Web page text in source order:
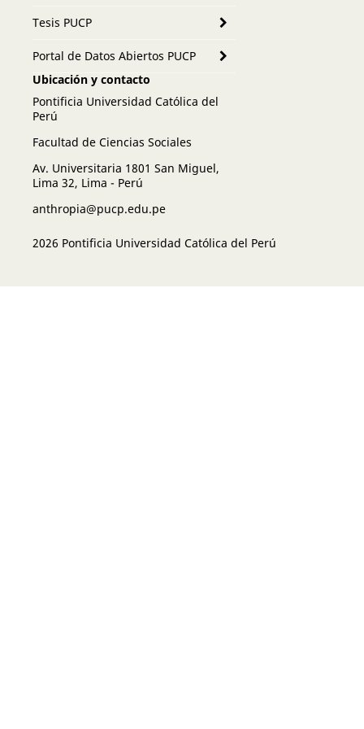
Tesis PUCP
Portal de Datos Abiertos PUCP
Ubicación y contacto
Pontificia Universidad Católica del
Perú
Facultad de Ciencias Sociales
Av. Universitaria 1801 San Miguel,
Lima 32, Lima - Perú
anthropia@pucp.edu.pe
2026 Pontificia Universidad Católica del Perú